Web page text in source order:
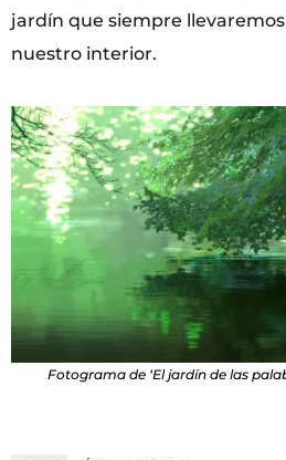
jardín que siempre
nuestro interior.
Fotograma de ‘El jardín de las